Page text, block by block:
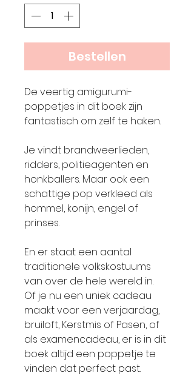
Bestellen
De veertig amigurumi-
poppetjes in dit boek zijn
fantastisch om zelf te haken.
Je vindt brandweerlieden,
ridders, politieagenten en
honkballers. Maar ook een
schattige pop verkleed als
hommel, konijn, engel of
prinses.
En er staat een aantal
traditionele volkskostuums
van over de hele wereld in.
Of je nu een uniek cadeau
maakt voor een verjaardag,
bruiloft, Kerstmis of Pasen, of
als examencadeau, er is in dit
boek altijd een poppetje te
vinden dat perfect past.